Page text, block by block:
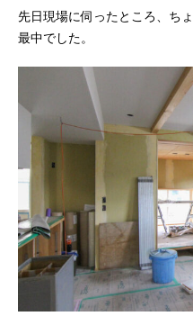
先日現場に伺ったところ、ち
最中でした。